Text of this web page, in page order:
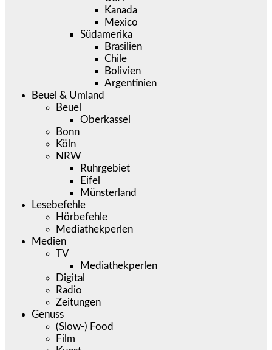
Kanada
Mexico
Südamerika
Brasilien
Chile
Bolivien
Argentinien
Beuel & Umland
Beuel
Oberkassel
Bonn
Köln
NRW
Ruhrgebiet
Eifel
Münsterland
Lesebefehle
Hörbefehle
Mediathekperlen
Medien
TV
Mediathekperlen
Digital
Radio
Zeitungen
Genuss
(Slow-) Food
Film